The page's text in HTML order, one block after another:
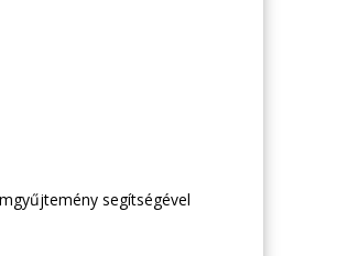
segítségével